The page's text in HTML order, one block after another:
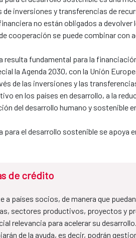
inversiones y transferencias de
no están obligados a
cooperación se puede combinar
fundamental para la
la Agenda 2030, con la Unión
de las inversiones y las
en los países en desarrollo, a la
del desarrollo humano y sostenible
para el desarrollo sostenible se
de crédito
países socios, de manera que
sectores productivos, proyectos y
relevancia para acelerar su
de la ayuda, es decir, podrán